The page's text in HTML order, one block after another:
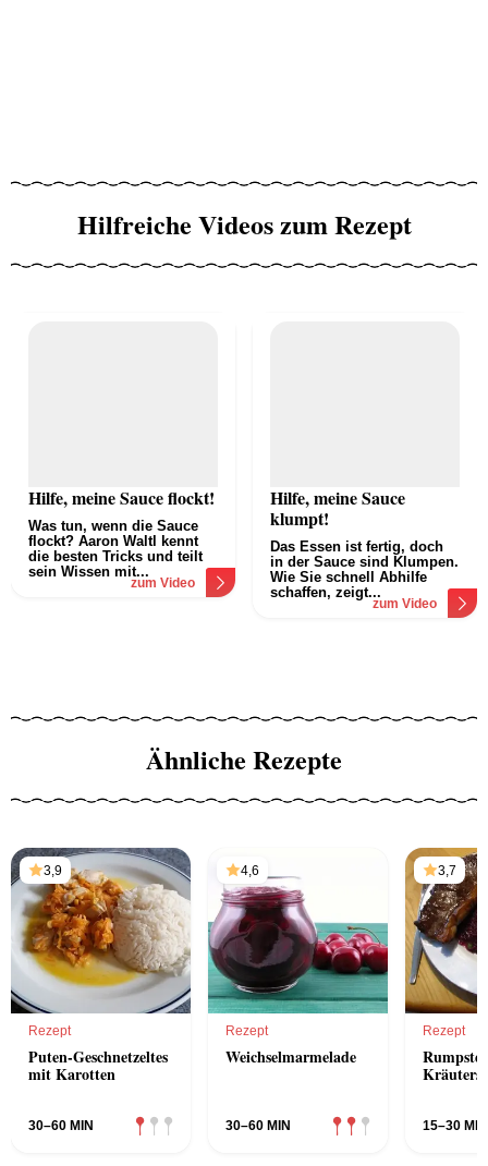
Hilfreiche Videos zum Rezept
Hilfe, meine Sauce flockt!
Was tun, wenn die Sauce
flockt? Aaron Waltl kennt
die besten Tricks und teilt
sein Wissen mit...
zum Video
Hilfe, meine Sauce
klumpt!
Das Essen ist fertig, doch
in der Sauce sind Klumpen.
Wie Sie schnell Abhilfe
schaffen, zeigt...
zum Video
Ähnliche Rezepte
3,9
Rezept
Puten-Geschnetzeltes
mit Karotten
30–60 MIN
4,6
Rezept
Weichselmarmelade
30–60 MIN
3,7
Rezept
15–30 MIN